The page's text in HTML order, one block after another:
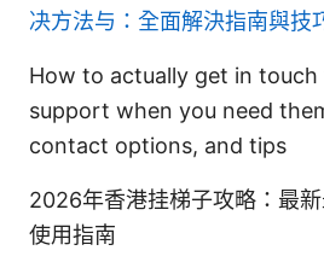
决方法与：全面解決指南與技
How to actually get in
support when you need
contact options, and tips
2026年香港挂梯子攻略：最
使用指南